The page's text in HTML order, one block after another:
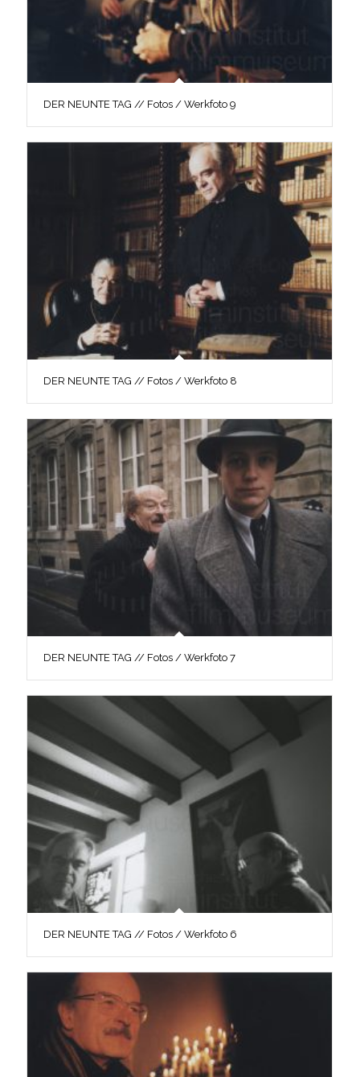
DER NEUNTE TAG // Fotos / Werkfoto 9
DER NEUNTE TAG // Fotos / Werkfoto 8
DER NEUNTE TAG // Fotos / Werkfoto 7
DER NEUNTE TAG // Fotos / Werkfoto 6